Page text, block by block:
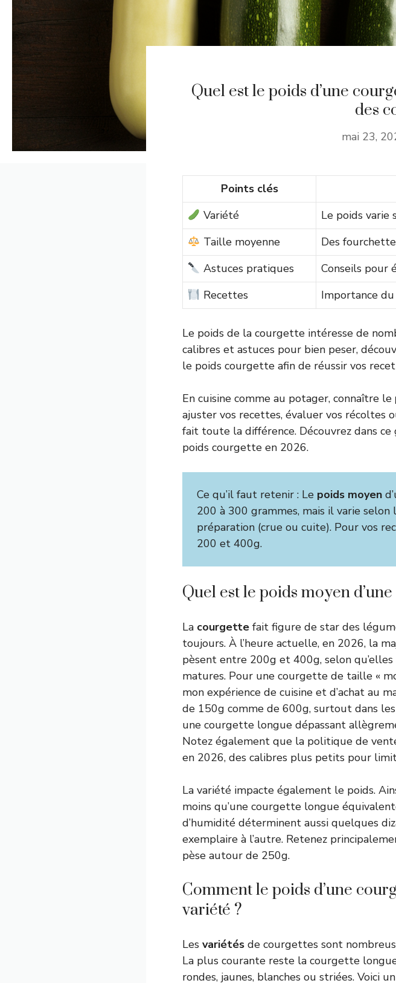
Quel est le poids d’une
des
mai 23,
Points clés
Variété
Le poids
Taille moyenne
Des
Astuces pratiques
Conseils pour
Recettes
Importance
Le poids de la courgette intéresse de
calibres et astuces pour bien peser,
le poids courgette afin de réussir vos
En cuisine comme au potager, connaître le
ajuster vos recettes, évaluer vos
fait toute la différence. Découvrez dans
poids courgette en 2026.
Ce qu’il faut retenir : Le poids moyen
200 à 300 grammes, mais il varie
préparation (crue ou cuite). Pour vos
200 et 400g.
Quel est le poids moyen
La courgette fait figure de star des
toujours. À l’heure actuelle, en 2026, la
pèsent entre 200g et 400g, selon
matures. Pour une courgette de taille «
mon expérience de cuisine et d’achat au
de 150g comme de 600g, surtout dans
une courgette longue dépassant
Notez également que la politique de
en 2026, des calibres plus petits pour
La variété impacte également le poids.
moins qu’une courgette longue
d’humidité déterminent aussi quelques
exemplaire à l’autre. Retenez
pèse autour de 250g.
Comment le poids d’une
variété ?
Les variétés de courgettes sont
La plus courante reste la courgette
rondes, jaunes, blanches ou striées. Voici